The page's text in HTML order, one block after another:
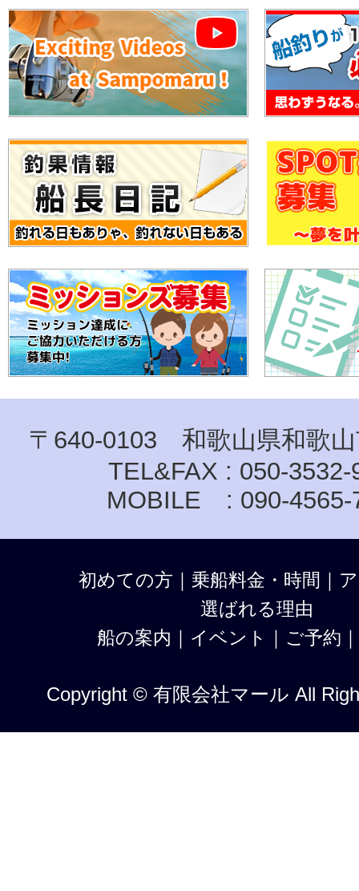
〒640-0103 和歌山県和歌山
TEL&FAX : 050-3532-
MOBILE : 090-4565-
初めての方 ｜ 乗船料金・時間 ｜
選ばれる理由
船の案内 ｜ イベント ｜ ご予約 ｜
Copyright © 有限会社マール All